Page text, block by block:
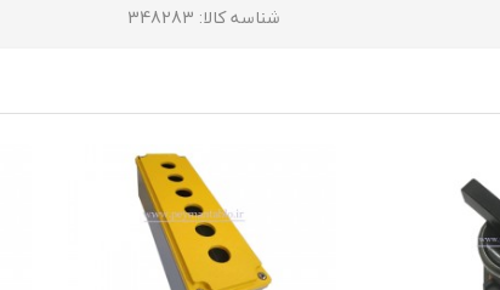
شناسه کالا: 348283